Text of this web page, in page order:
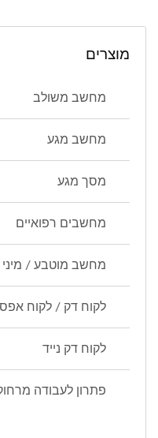
מוצרים
מחשב משולב
מחשב מגע
מסך מגע
מחשבים רפואיים
מחשב מוטבע /
לקוח דק / לקוח אפס
לקוח דק נייד
פתרון לעבודה